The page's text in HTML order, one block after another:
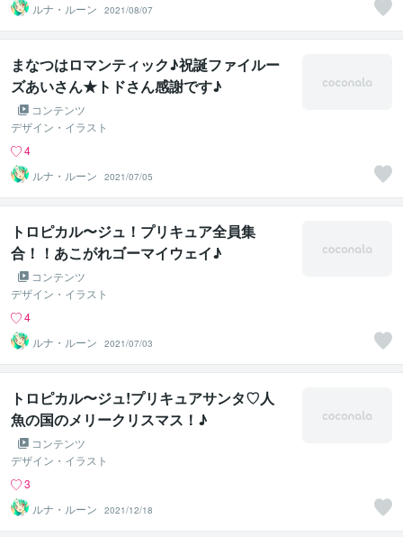
ルナ・ルーン
2021/08/07
まなつはロマンティック♪祝誕ファイルー
ズあいさん★トドさん感謝です♪
コンテンツ
デザイン・イラスト
4
ルナ・ルーン
2021/07/05
トロピカル〜ジュ！プリキュア全員集
合！！あこがれゴーマイウェイ♪
コンテンツ
デザイン・イラスト
4
ルナ・ルーン
2021/07/03
トロピカル〜ジュ!プリキュアサンタ♡人
魚の国のメリークリスマス！♪
コンテンツ
デザイン・イラスト
3
ルナ・ルーン
2021/12/18